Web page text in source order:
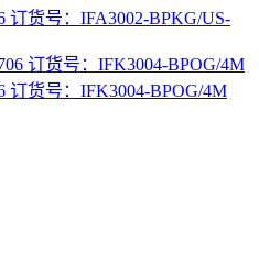
订货号：IFA3002-BPKG/US-
订货号：IFK3004-BPOG/4M